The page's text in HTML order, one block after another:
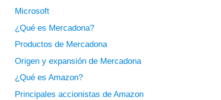
Microsoft
¿Qué es Mercadona?
Productos de Mercadona
Origen y expansión de Mercadona
¿Qué es Amazon?
Principales accionistas de Amazon